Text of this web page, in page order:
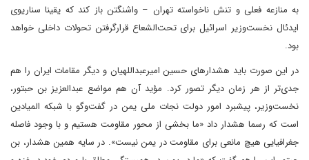
به منازعه فعلی و تنش ناخواسته تهران – واشنگتن باز کند که یقینا سناریوی
ایدئال نخست‌وزیر اسرائیل برای تحت‌الشعاع قرارگرفتن تحولات داخلی خواهد
بود.
در این صورت باید هشدارهای حسین امیرعبداللهیان و دیگر مقامات ایران را هم
جدی‌تر از هر زمان دیگر تصور کرد. مؤید آن هم مواضع عبدالعزیز بن‌ حبتور،
نخست‌وزیر، پیشبرد امور دولت نجات ملی یمن در گفت‌وگو با شبکه المیادین
است که رسما هشدار داد «ما بخشی از محور مقاومت هستیم و با وجود فاصله
جغرافیایی هیچ مانعی برای مقاومت در یمن نیست». در سایه همین هشدار، بن‌